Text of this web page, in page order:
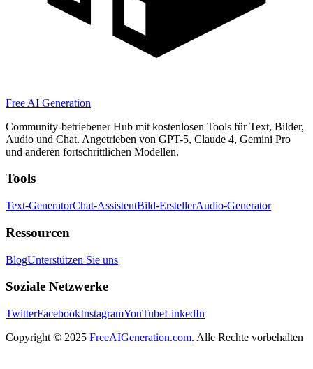
Free AI Generation
Community-betriebener Hub mit kostenlosen Tools für Text, Bilder,
Audio und Chat. Angetrieben von GPT-5, Claude 4, Gemini Pro
und anderen fortschrittlichen Modellen.
Tools
Text-GeneratorChat-AssistentBild-ErstellerAudio-Generator
Ressourcen
BlogUnterstützen Sie uns
Soziale Netzwerke
TwitterFacebookInstagramYouTubeLinkedIn
Copyright © 2025 FreeAIGeneration.com. Alle Rechte vorbehalten